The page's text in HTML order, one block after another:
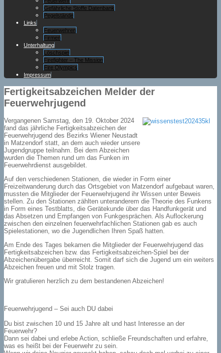
Gefährliche Stoffe Datenbank
Pegelstände
Links
Feuerwehren
Firmen
Unterhaltung
Löschspiel
Firefighter – The Mission
Fire Olympics
Impressum
Fertigkeitsabzeichen Melder der
Feuerwehrjugend
Vergangenen Samstag, den 19. Oktober 2024
fand das jährliche Fertigkeitsabzeichen der
Feuerwehrjugend des Bezirks Wiener Neustadt
in Matzendorf statt, an dem auch wieder unsere
Jugendgruppe teilnahm. Bei dem Abzeichen
wurden die Themen rund um das Funken im
Feuerwehrdienst ausgebildet.
Auf den verschiedenen Stationen, die wieder in Form einer
Freizeitwanderung durch das Ortsgebiet von Matzendorf aufgebaut waren,
mussten die Mitglieder der Feuerwehrjugend ihr Wissen unter Beweis
stellen. Zu den Stationen zählten unteranderem die Theorie des Funkens
in Form eines Testblatts, die Gerätekunde über das Handfunkgerät und
das Absetzen und Empfangen von Funkgesprächen. Als Auflockerung
zwischen den einzelnen feuerwehrfachlichen Stationen gab es auch
Spielestationen, wo die Jugendlichen Ihren Spaß hatten.
Am Ende des Tages bekamen die Mitglieder der Feuerwehrjugend das
Fertigkeitsabzeichen bzw. das Fertigkeitsabzeichen-Spiel bei der
Abzeichenübergabe überreicht. Somit darf sich die Jugend um ein weiters
Abzeichen freuen und mit Stolz tragen.
Wir gratulieren herzlich zu dem bestandenen Abzeichen!
Feuerwehrjugend – Sei auch DU dabei
Du bist zwischen 10 und 15 Jahre alt und hast Interesse an der
Feuerwehr?
Dann sei dabei und erlebe Action, schließe Freundschaften und erfahre,
was es heißt bei der Feuerwehr zu sein.